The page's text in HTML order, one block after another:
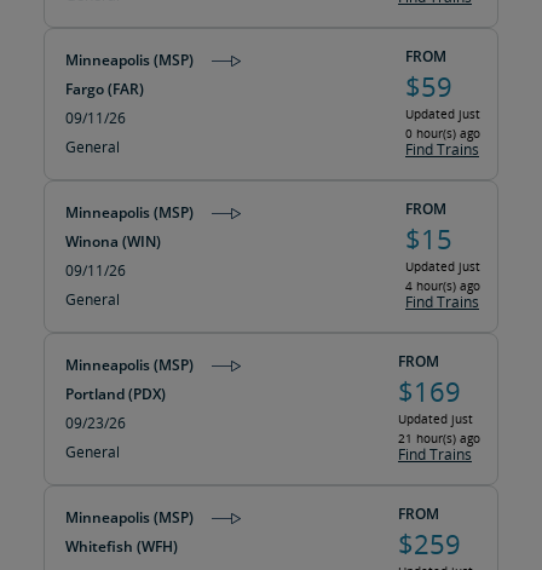
Minneapolis (MSP)
Fargo (FAR)
09/11/26
General
FROM
$59
Updated just
0 hour(s) ago
Find Trains
Minneapolis (MSP)
Winona (WIN)
09/11/26
General
FROM
$15
Updated just
4 hour(s) ago
Find Trains
Minneapolis (MSP)
Portland (PDX)
09/23/26
General
FROM
$169
Updated just
21 hour(s) ago
Find Trains
Minneapolis (MSP)
Whitefish (WFH)
FROM
$259